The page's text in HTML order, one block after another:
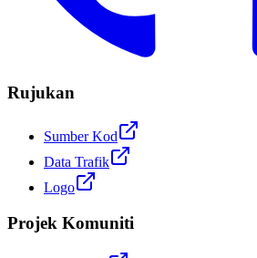
Rujukan
Sumber Kod
Data Trafik
Logo
Projek Komuniti